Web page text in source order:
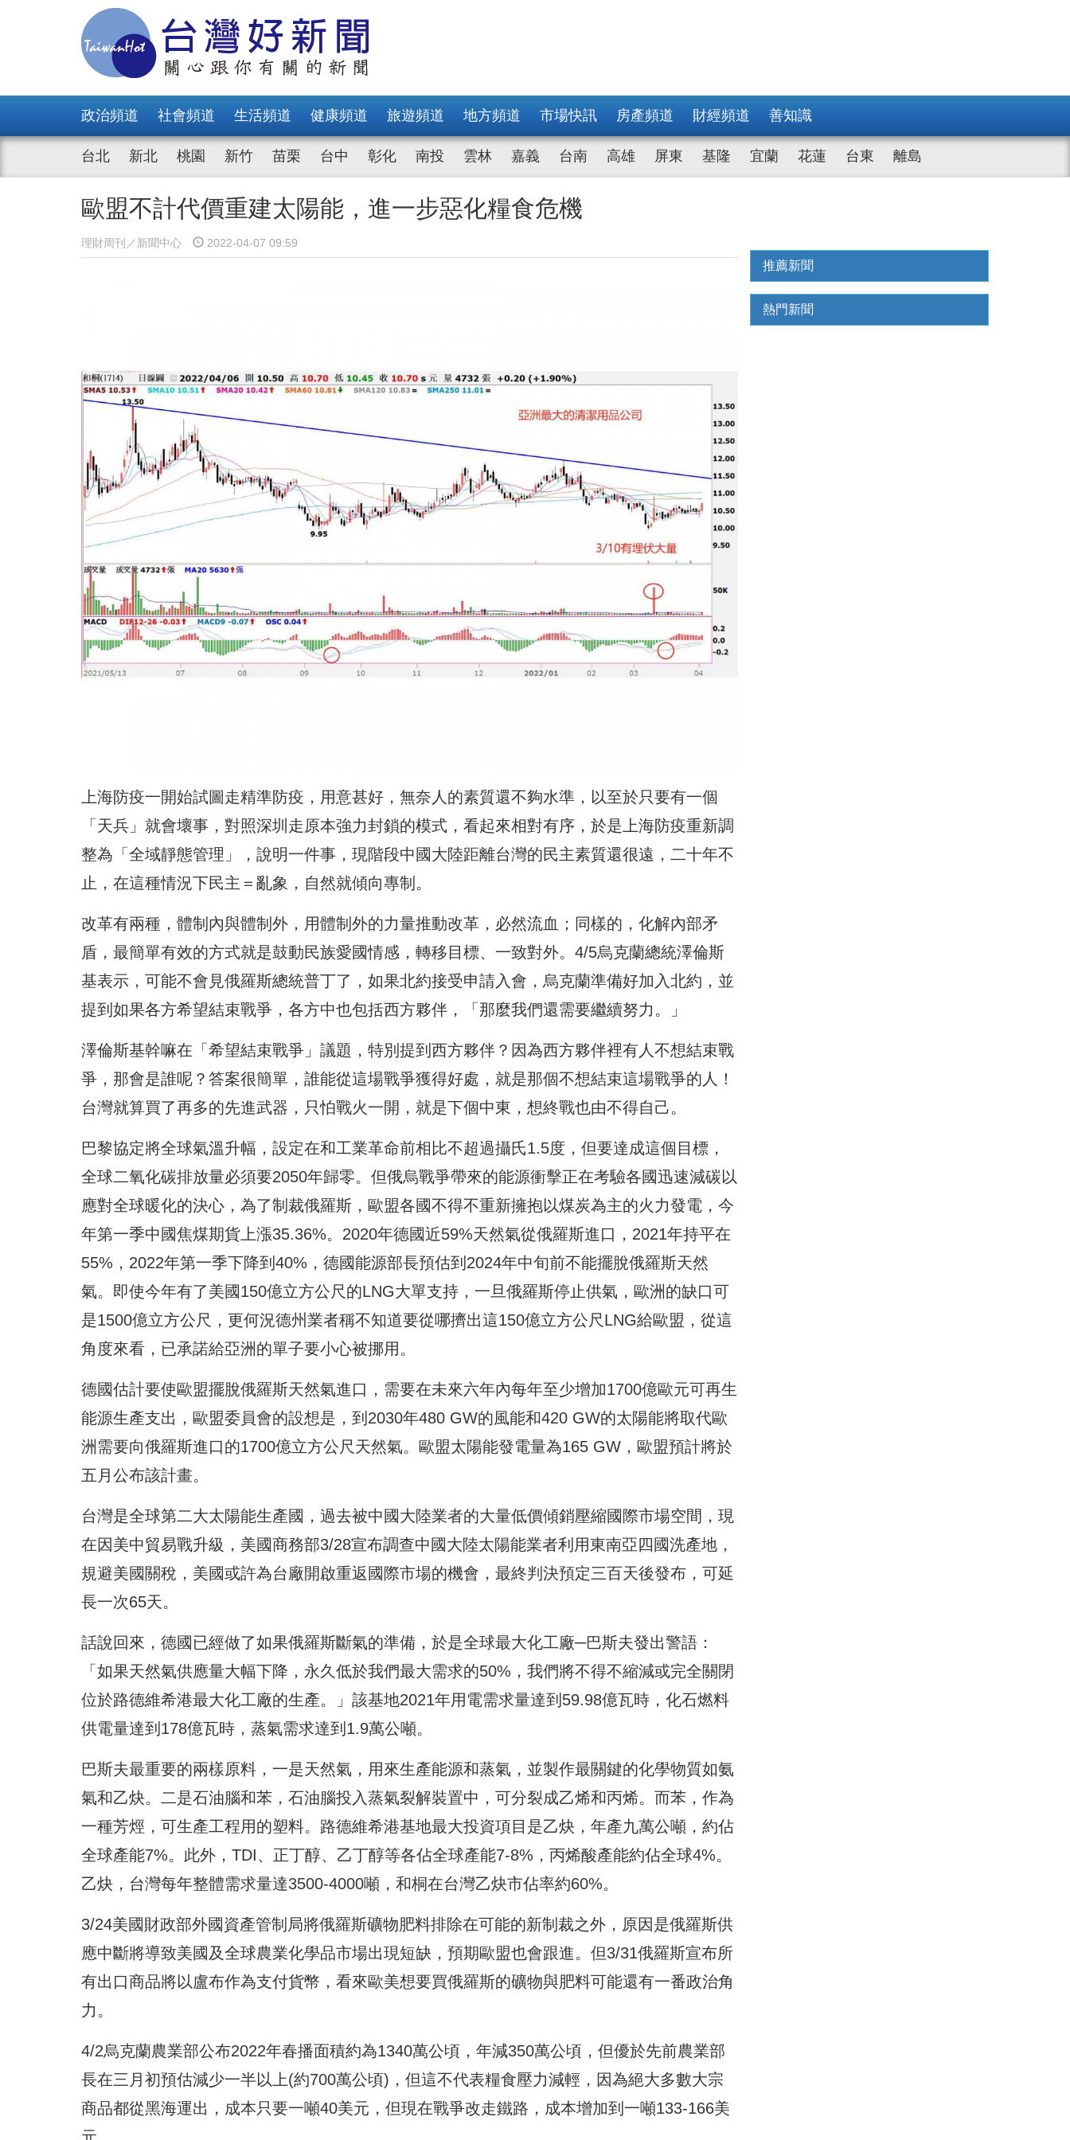
政治頻道 社會頻道 生活頻道 健康頻道 旅遊頻道 地方頻道 市場快訊 房產頻道 財經頻道 善知識
台北 新北 桃園 新竹 苗栗 台中 彰化 南投 雲林 嘉義 台南 高雄 屏東 基隆 宜蘭 花蓮 台東 離島
歐盟不計代價重建太陽能，進一步惡化糧食危機
理財周刊／新聞中心 2022-04-07 09:59
上海防疫一開始試圖走精準防疫，用意甚好，無奈人的素質還不夠水準，以至於只要有一個
「天兵」就會壞事，對照深圳走原本強力封鎖的模式，看起來相對有序，於是上海防疫重新調
整為「全域靜態管理」，說明一件事，現階段中國大陸距離台灣的民主素質還很遠，二十年不
止，在這種情況下民主＝亂象，自然就傾向專制。
改革有兩種，體制內與體制外，用體制外的力量推動改革，必然流血；同樣的，化解內部矛
盾，最簡單有效的方式就是鼓動民族愛國情感，轉移目標、一致對外。4/5烏克蘭總統澤倫斯
基表示，可能不會見俄羅斯總統普丁了，如果北約接受申請入會，烏克蘭準備好加入北約，並
提到如果各方希望結束戰爭，各方中也包括西方夥伴，「那麼我們還需要繼續努力。」
澤倫斯基幹嘛在「希望結束戰爭」議題，特別提到西方夥伴？因為西方夥伴裡有人不想結束戰
爭，那會是誰呢？答案很簡單，誰能從這場戰爭獲得好處，就是那個不想結束這場戰爭的人！
台灣就算買了再多的先進武器，只怕戰火一開，就是下個中東，想終戰也由不得自己。
巴黎協定將全球氣溫升幅，設定在和工業革命前相比不超過攝氏1.5度，但要達成這個目標，
全球二氧化碳排放量必須要2050年歸零。但俄烏戰爭帶來的能源衝擊正在考驗各國迅速減碳以
應對全球暖化的決心，為了制裁俄羅斯，歐盟各國不得不重新擁抱以煤炭為主的火力發電，今
年第一季中國焦煤期貨上漲35.36%。2020年德國近59%天然氣從俄羅斯進口，2021年持平在
55%，2022年第一季下降到40%，德國能源部長預估到2024年中旬前不能擺脫俄羅斯天然
氣。即使今年有了美國150億立方公尺的LNG大單支持，一旦俄羅斯停止供氣，歐洲的缺口可
是1500億立方公尺，更何況德州業者稱不知道要從哪擠出這150億立方公尺LNG給歐盟，從這
角度來看，已承諾給亞洲的單子要小心被挪用。
德國估計要使歐盟擺脫俄羅斯天然氣進口，需要在未來六年內每年至少增加1700億歐元可再生
能源生產支出，歐盟委員會的設想是，到2030年480 GW的風能和420 GW的太陽能將取代歐
洲需要向俄羅斯進口的1700億立方公尺天然氣。歐盟太陽能發電量為165 GW，歐盟預計將於
五月公布該計畫。
台灣是全球第二大太陽能生產國，過去被中國大陸業者的大量低價傾銷壓縮國際市場空間，現
在因美中貿易戰升級，美國商務部3/28宣布調查中國大陸太陽能業者利用東南亞四國洗產地，
規避美國關稅，美國或許為台廠開啟重返國際市場的機會，最終判決預定三百天後發布，可延
長一次65天。
話說回來，德國已經做了如果俄羅斯斷氣的準備，於是全球最大化工廠─巴斯夫發出警語：
「如果天然氣供應量大幅下降，永久低於我們最大需求的50%，我們將不得不縮減或完全關閉
位於路德維希港最大化工廠的生產。」該基地2021年用電需求量達到59.98億瓦時，化石燃料
供電量達到178億瓦時，蒸氣需求達到1.9萬公噸。
巴斯夫最重要的兩樣原料，一是天然氣，用來生產能源和蒸氣，並製作最關鍵的化學物質如氨
氣和乙炔。二是石油腦和苯，石油腦投入蒸氣裂解裝置中，可分裂成乙烯和丙烯。而苯，作為
一種芳烴，可生產工程用的塑料。路德維希港基地最大投資項目是乙炔，年產九萬公噸，約佔
全球產能7%。此外，TDI、正丁醇、乙丁醇等各佔全球產能7-8%，丙烯酸產能約佔全球4%。
乙炔，台灣每年整體需求量達3500-4000噸，和桐在台灣乙炔市佔率約60%。
3/24美國財政部外國資產管制局將俄羅斯礦物肥料排除在可能的新制裁之外，原因是俄羅斯供
應中斷將導致美國及全球農業化學品市場出現短缺，預期歐盟也會跟進。但3/31俄羅斯宣布所
有出口商品將以盧布作為支付貨幣，看來歐美想要買俄羅斯的礦物與肥料可能還有一番政治角
力。
4/2烏克蘭農業部公布2022年春播面積約為1340萬公頃，年減350萬公頃，但優於先前農業部
長在三月初預估減少一半以上(約700萬公頃)，但這不代表糧食壓力減輕，因為絕大多數大宗
商品都從黑海運出，成本只要一噸40美元，但現在戰爭改走鐵路，成本增加到一噸133-166美
推薦新聞
熱門新聞